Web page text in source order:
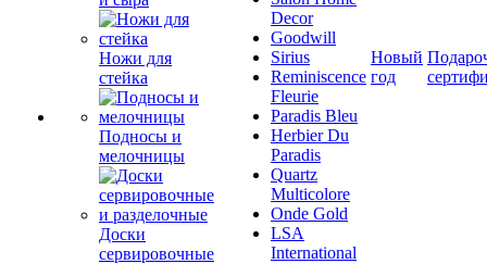
Ножи для
стейка
Подносы и
мелочницы
Доски
сервировочные
Decor
Goodwill
Sirius
Reminiscence
Fleurie
Paradis Bleu
Herbier Du
Paradis
Quartz
Multicolore
Onde Gold
LSA
International
Новый
год